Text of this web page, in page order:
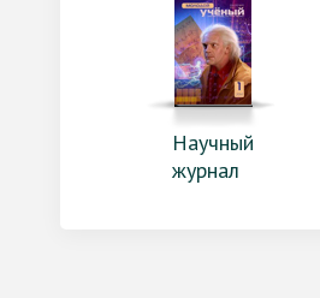
Научный
журнал